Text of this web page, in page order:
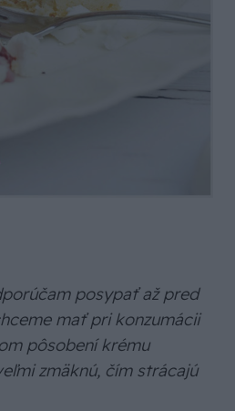
posypať až pred
mať pri konzumácii
pôsobení krému
zmäknú, čím strácajú